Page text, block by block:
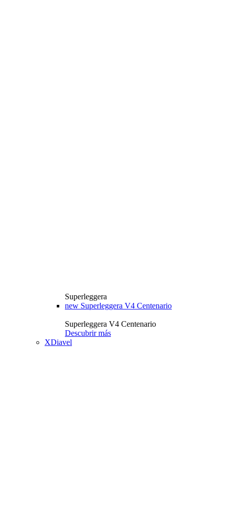
Superleggera
new Superleggera V4 Centenario
Superleggera V4 Centenario
Descubrir más
XDiavel